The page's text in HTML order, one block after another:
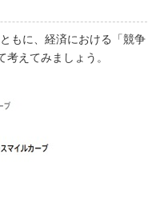
もに、経済における「競争
えてみましょう。